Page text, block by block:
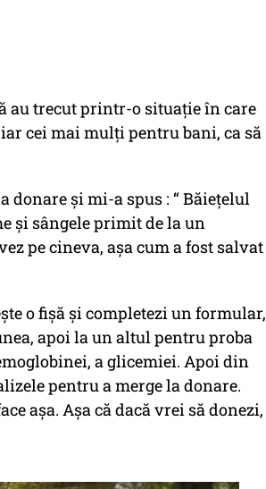
au trecut printr-o situaţie în care
cei mai mulţi pentru bani, ca să
donare şi mi-a spus : “ Băieţelul
şi sângele primit de la un
pe cineva, aşa cum a fost salvat
o fişă şi completezi un formular,
apoi la un altul pentru proba
a glicemiei. Apoi din
pentru a merge la donare.
aşa. Aşa că dacă vrei să donezi,